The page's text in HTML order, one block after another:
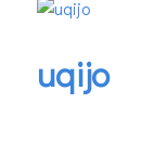
uqijo